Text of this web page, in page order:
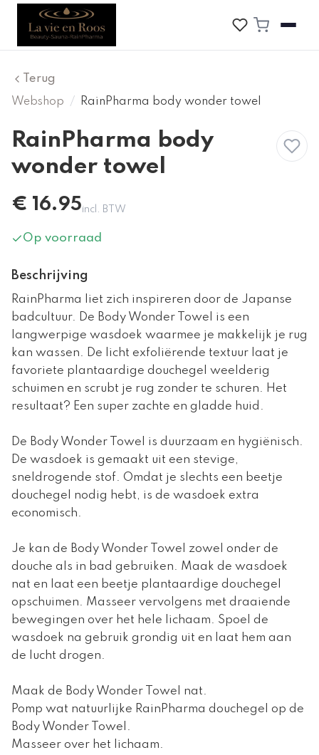
Terug
Webshop
/ RainPharma body wonder towel
RainPharma body
wonder towel
€ 16.95incl. BTW
Op voorraad
Beschrijving
RainPharma liet zich inspireren door de Japanse
badcultuur. De Body Wonder Towel is een
langwerpige wasdoek waarmee je makkelijk je rug
kan wassen. De licht exfoliërende textuur laat je
favoriete plantaardige douchegel weelderig
schuimen en scrubt je rug zonder te schuren. Het
resultaat? Een super zachte en gladde huid.
De Body Wonder Towel is duurzaam en hygiënisch.
De wasdoek is gemaakt uit een stevige,
sneldrogende stof. Omdat je slechts een beetje
douchegel nodig hebt, is de wasdoek extra
economisch.
Je kan de Body Wonder Towel zowel onder de
douche als in bad gebruiken. Maak de wasdoek
nat en laat een beetje plantaardige douchegel
opschuimen. Masseer vervolgens met draaiende
bewegingen over het hele lichaam. Spoel de
wasdoek na gebruik grondig uit en laat hem aan
de lucht drogen.
Maak de Body Wonder Towel nat.
Pomp wat natuurlijke RainPharma douchegel op de
Body Wonder Towel.
Masseer over het lichaam.